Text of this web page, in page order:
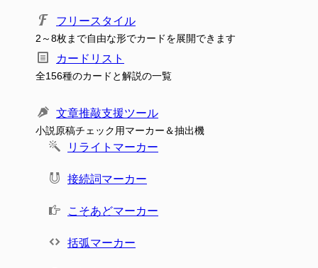
フリースタイル
2～8枚まで自由な形でカードを展開できます
カードリスト
全156種のカードと解説の一覧
文章推敲支援ツール
小説原稿チェック用マーカー＆抽出機
リライトマーカー
接続詞マーカー
こそあどマーカー
括弧マーカー